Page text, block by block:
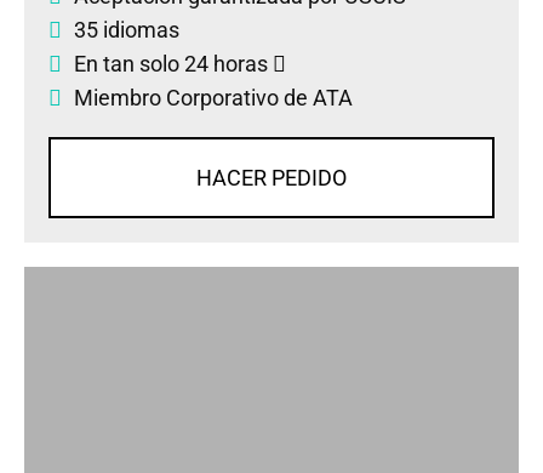
35 idiomas
En tan solo 24 horas
Miembro Corporativo de ATA
HACER PEDIDO